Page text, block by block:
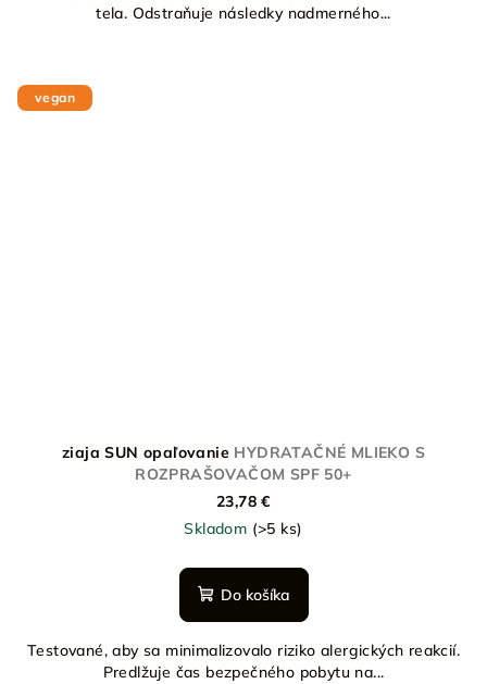
tela. Odstraňuje následky nadmerného...
vegan
ziaja SUN opaľovanie HYDRATAČNÉ MLIEKO S
ROZPRAŠOVAČOM SPF 50+
23,78 €
Skladom (>5 ks)
Do košíka
Testované, aby sa minimalizovalo riziko alergických reakcií.
Predlžuje čas bezpečného pobytu na...